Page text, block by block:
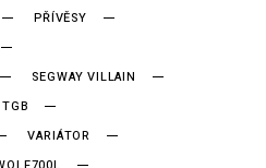
PŘÍVĚSY
SEGWAY VILLAIN
TGB
VARIÁTOR